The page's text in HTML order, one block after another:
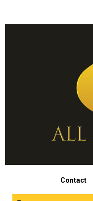
Contact